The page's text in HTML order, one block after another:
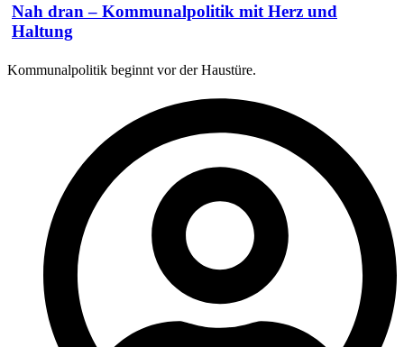
Nah dran – Kommunalpolitik mit Herz und
Haltung
Kommunalpolitik beginnt vor der Haustüre.